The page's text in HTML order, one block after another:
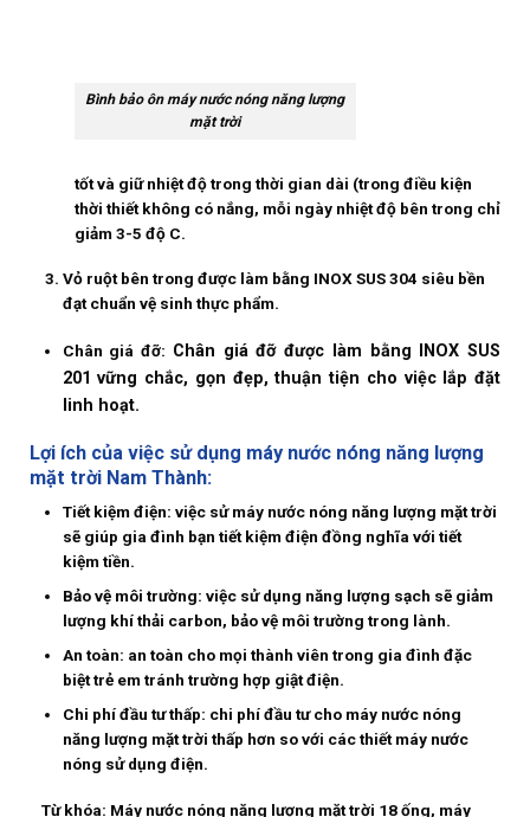
Bình bảo ôn máy nước nóng năng lượng
mặt trời
tốt và giữ nhiệt độ trong thời gian dài (trong điều kiện
thời thiết không có nắng, mỗi ngày nhiệt độ bên trong chỉ
giảm 3-5 độ C.
Vỏ ruột bên trong được làm bằng INOX SUS 304 siêu bền
đạt chuẩn vệ sinh thực phẩm.
Chân giá đỡ: Chân giá đỡ được làm bằng INOX SUS
201 vững chắc, gọn đẹp, thuận tiện cho việc lắp đặt
linh hoạt.
Lợi ích của việc sử dụng máy nước nóng năng lượng
mặt trời Nam Thành:
Tiết kiệm điện: việc sử máy nước nóng năng lượng mặt trời
sẽ giúp gia đình bạn tiết kiệm điện đồng nghĩa với tiết
kiệm tiền.
Bảo vệ môi trường: việc sử dụng năng lượng sạch sẽ giảm
lượng khí thải carbon, bảo vệ môi trường trong lành.
An toàn: an toàn cho mọi thành viên trong gia đình đặc
biệt trẻ em tránh trường hợp giật điện.
Chi phí đầu tư thấp: chi phí đầu tư cho máy nước nóng
năng lượng mặt trời thấp hơn so với các thiết máy nước
nóng sử dụng điện.
Từ khóa: Máy nước nóng năng lượng mặt trời 18 ống, máy